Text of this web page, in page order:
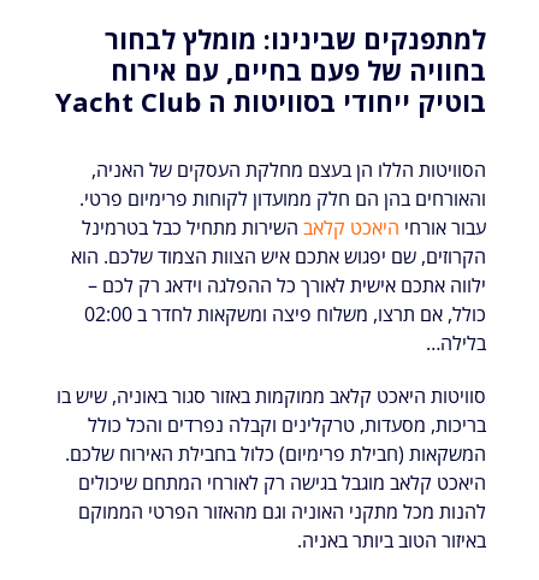
למתפנקים שבינינו: מומלץ לבחור
בחוויה של פעם בחיים, עם אירוח
בוטיק ייחודי בסוויטות ה Yacht Club
הסוויטות הללו הן בעצם מחלקת העסקים של האניה,
והאורחים בהן הם חלק ממועדון לקוחות פרימיום פרטי.
עבור אורחי היאכט קלאב השירות מתחיל כבל בטרמינל
הקרוזים, שם יפגוש אתכם איש הצוות הצמוד שלכם. הוא
ילווה אתכם אישית לאורך כל ההפלגה וידאג רק לכם –
כולל, אם תרצו, משלוח פיצה ומשקאות לחדר ב 02:00
בלילה…
סוויטות היאכט קלאב ממוקמות באזור סגור באוניה, שיש בו
בריכות, מסעדות, טרקלינים וקבלה נפרדים והכל כולל
המשקאות (חבילת פרימיום) כלול בחבילת האירוח שלכם.
היאכט קלאב מוגבל בגישה רק לאורחי המתחם שיכולים
להנות מכל מתקני האוניה וגם מהאזור הפרטי הממוקם
באיזור הטוב ביותר באניה.